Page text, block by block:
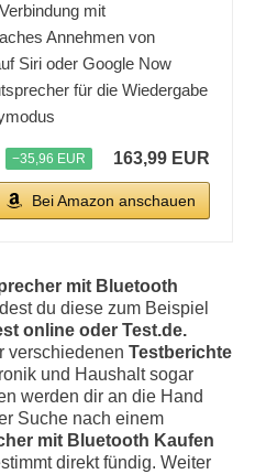
mit
Annehmen von
Siri oder Google Now
für die Wiedergabe
−35,96 EUR 163,99 EUR
Bei Amazon anschauen
mit Bluetooth
du diese zum Beispiel
online oder Test.de.
verschiedenen Testberichte
und Haushalt sogar
werden dir an die Hand
Suche nach einem
mit Bluetooth Kaufen
direkt fündig. Weiter